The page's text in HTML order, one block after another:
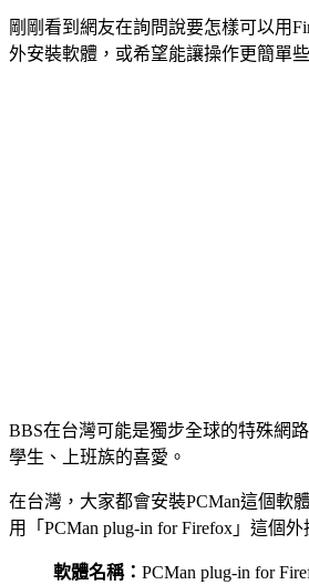
剛剛看到網友在詢問說要怎樣可以用
外安裝軟體，或希望能讓操作更簡單
BBS在台灣可能是獨步全球的特殊網
學生、上班族的喜愛。
在台灣，大家都會安裝PCMan這個軟
用「PCMan plug-in for Firefox」這個外
軟體名稱： PCMan plug-in for